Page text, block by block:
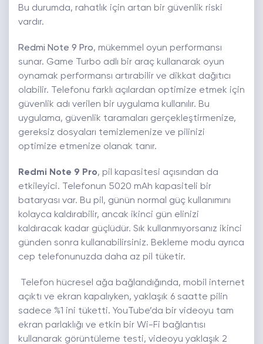
Bu durumda, rahatlık için artan bir güvenlik riski
vardır.
Redmi Note 9 Pro, mükemmel oyun performansı
sunar. Game Turbo adlı bir araç kullanarak oyun
oynamak performansı artırabilir ve dikkat dağıtıcı
olabilir. Telefonu farklı açılardan optimize etmek için
güvenlik adı verilen bir uygulama kullanılır. Bu
uygulama, güvenlik taramaları gerçekleştirmenize,
gereksiz dosyaları temizlemenize ve pilinizi
optimize etmenize olanak tanır.
Redmi Note 9 Pro, pil kapasitesi açısından da
etkileyici. Telefonun 5020 mAh kapasiteli bir
bataryası var. Bu pil, günün normal güç kullanımını
kolayca kaldırabilir, ancak ikinci gün elinizi
kaldıracak kadar güçlüdür. Sık kullanmıyorsanız ikinci
günden sonra kullanabilirsiniz. Bekleme modu ayrıca
cep telefonunuzda daha az pil tüketir.
Telefon hücresel ağa bağlandığında, mobil internet
açıktı ve ekran kapalıyken, yaklaşık 6 saatte pilin
sadece %1 ini tüketti. YouTube’da bir videoyu tam
ekran parlaklığı ve etkin bir Wi-Fi bağlantısı
kullanarak görüntüleme testi, videoyu yaklaşık 2